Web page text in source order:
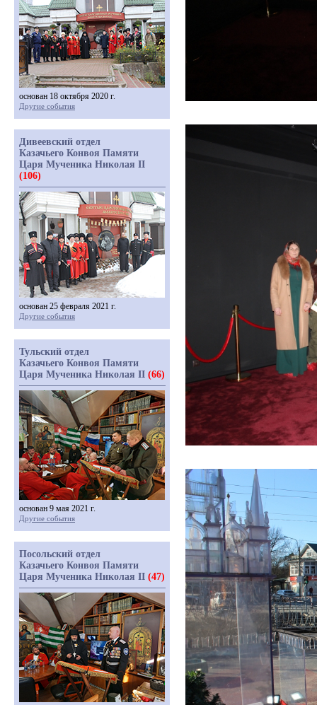
основан 18 октября 2020 г.
Другие события
Дивеевский отдел
Казачьего Конвоя Памяти
Царя Мученика Николая II
(106)
основан 25 февраля 2021 г.
Другие события
Тульский отдел
Казачьего Конвоя Памяти
Царя Мученика Николая II (66)
основан 9 мая 2021 г.
Другие события
Посольский отдел
Казачьего Конвоя Памяти
Царя Мученика Николая II (47)